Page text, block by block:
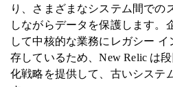
り、さまざまなシステム間での
しながらデータを保護します。
して中核的な業務にレガシー
存しているため、New Relic は
化戦略を提供して、古いシステ